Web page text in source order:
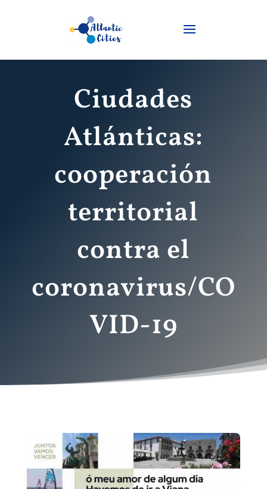
Ciudades
Atlánticas:
cooperación
territorial
contra el
coronavirus/CO
VID-19